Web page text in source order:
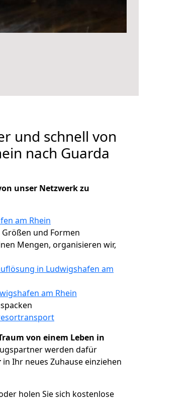
und schnell von
nach Guarda
unser Netzwerk zu
am Rhein
Größen und Formen
Mengen, organisieren wir,
in Ludwigshafen am
am Rhein
von einem Leben in
werden dafür
in Ihr neues Zuhause einziehen
holen Sie sich kostenlose